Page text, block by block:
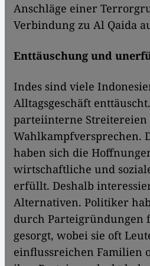
Anschläge einer
Verbindung zu Al Qaida
Enttäuschung und
Indes sind viele
Alltagsgeschäft
parteiinterne
Wahlkampfversprechen.
haben sich die
wirtschaftliche und
erfüllt. Deshalb
Alternativen. Politiker
durch Parteigründungen
gesorgt, wobei sie oft
einflussreichen Familien